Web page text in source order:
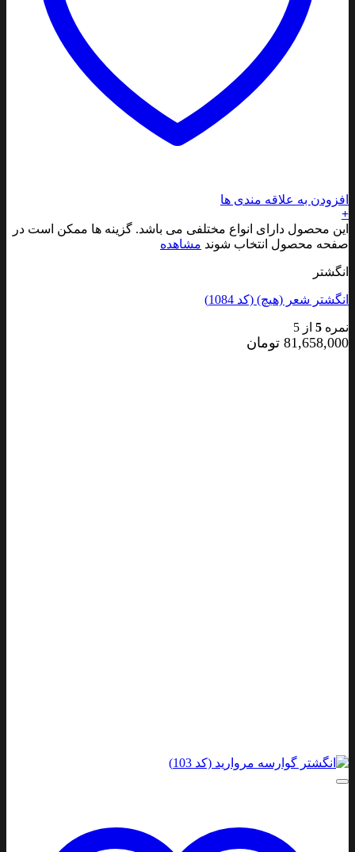
افزودن به علاقه مندی ها
+
این محصول دارای انواع مختلفی می باشد. گزینه ها ممکن است در
صفحه محصول انتخاب شوند مشاهده
انگشتر
انگشتر شعر (هیچ) (کد 1084)
نمره 5 از 5
81,658,000 تومان